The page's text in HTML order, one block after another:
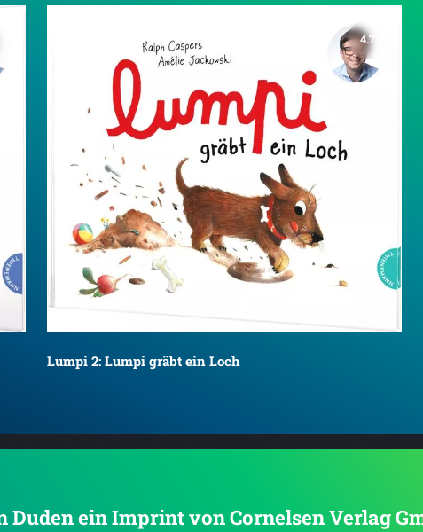
4.7
Lumpi 2: Lumpi gräbt ein Loch
ein Imprint von Cornelsen Verlag